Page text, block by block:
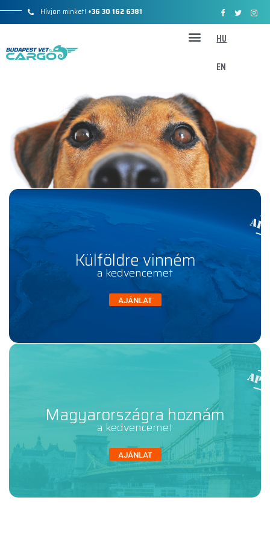
Hívjon minket! +36 30 162 6381
HU
EN
Külföldre vinném
a kedvencemet
AJÁNLAT
Magyarországra hoznám
a kedvencemet
AJÁNLAT